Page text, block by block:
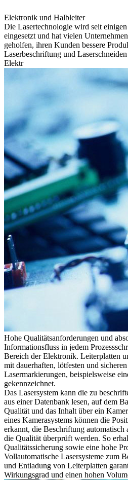
Elektronik und Halbleiter
Die Lasertechnologie wird seit
eingesetzt und hat vielen
geholfen, ihren Kunden bessere
Laserbeschriftung und
Elektr
Hohe Qualitätsanforderungen und
Informationsfluss in jedem
Bereich der Elektronik. Leiterplatten
mit dauerhaften, lötfesten und
Lasermarkierungen, beispielsweise
gekennzeichnet.
Das Lasersystem kann die zu
aus einer Datenbank lesen, auf dem
Qualität und das Inhalt über ein
eines Kamerasystems können die
erkannt, die Beschriftung automatisch
die Qualität überprüft werden. So
Qualitätssicherung sowie eine hohe
Vollautomatische Lasersysteme zum
und Entladung von Leiterplatten
Wirkungsgrad und einen hohen